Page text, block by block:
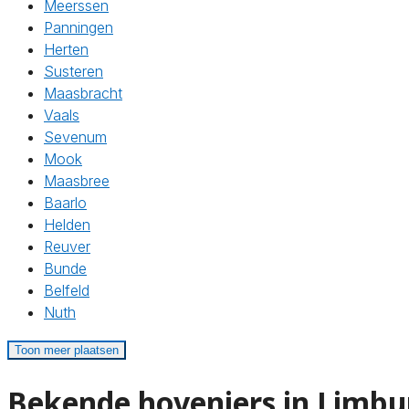
Meerssen
Panningen
Herten
Susteren
Maasbracht
Vaals
Sevenum
Mook
Maasbree
Baarlo
Helden
Reuver
Bunde
Belfeld
Nuth
Toon meer plaatsen